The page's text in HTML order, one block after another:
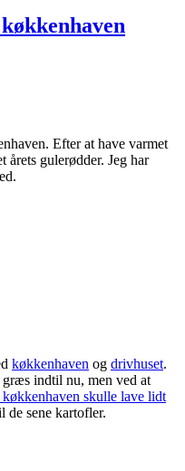
Efter at have varmet
årets gulerødder. Jeg har
køkkenhaven og drivhuset.
indtil nu, men ved at
skulle lave lidt
de sene kartofler.